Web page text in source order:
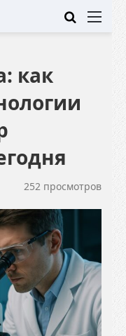
Искать
как
252 просмотров